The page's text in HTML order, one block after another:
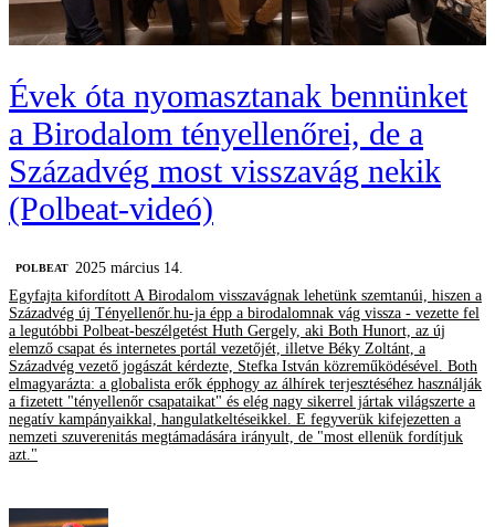
Évek óta nyomasztanak bennünket
a Birodalom tényellenőrei, de a
Századvég most visszavág nekik
(Polbeat-videó)
‎POLBEAT
2025 március 14.
Egyfajta kifordított A Birodalom visszavágnak lehetünk szemtanúi, hiszen a
Századvég új Tényellenőr.hu-ja épp a birodalomnak vág vissza - vezette fel
a legutóbbi Polbeat-beszélgetést Huth Gergely, aki Both Hunort, az új
elemző csapat és internetes portál vezetőjét, illetve Béky Zoltánt, a
Századvég vezető jogászát kérdezte, Stefka István közreműködésével. Both
elmagyarázta: a globalista erők épphogy az álhírek terjesztéséhez használják
a fizetett "tényellenőr csapataikat" és elég nagy sikerrel jártak világszerte a
negatív kampányaikkal, hangulatkeltéseikkel. E fegyverük kifejezetten a
nemzeti szuverenitás megtámadására irányult, de "most ellenük fordítjuk
azt."